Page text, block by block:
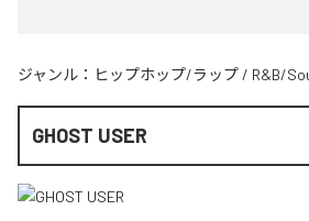
ジャンル： ヒップホップ/ラップ / R&B/
GHOST USER